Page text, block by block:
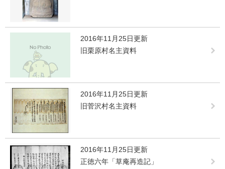
2016年11月25日更新
旧栗原村名主資料
2016年11月25日更新
旧菅沢村名主資料
2016年11月25日更新
正徳六年「草庵再造記」